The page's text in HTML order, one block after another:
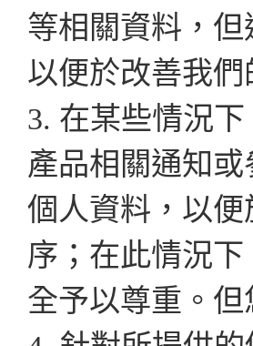
等相關資料，
以便於改善我
3. 在某些情況
產品相關通知
個人資料，以
序；在此情況
全予以尊重。